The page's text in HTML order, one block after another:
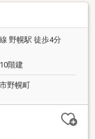
野幌駅 徒歩4分
階建
野幌町